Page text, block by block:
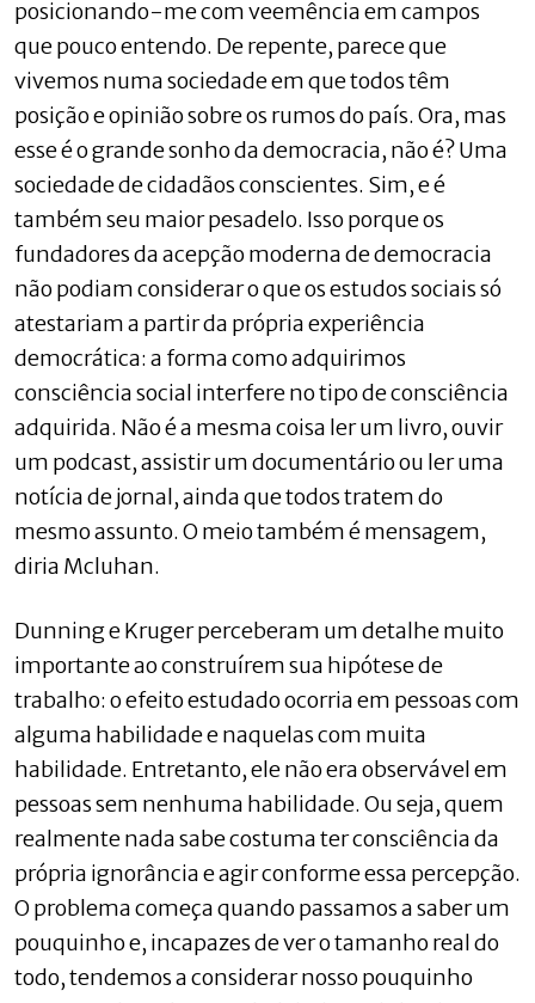
posicionando-me com veemência em campos
que pouco entendo. De repente, parece que
vivemos numa sociedade em que todos têm
posição e opinião sobre os rumos do país. Ora, mas
esse é o grande sonho da democracia, não é? Uma
sociedade de cidadãos conscientes. Sim, e é
também seu maior pesadelo. Isso porque os
fundadores da acepção moderna de democracia
não podiam considerar o que os estudos sociais só
atestariam a partir da própria experiência
democrática: a forma como adquirimos
consciência social interfere no tipo de consciência
adquirida. Não é a mesma coisa ler um livro, ouvir
um podcast, assistir um documentário ou ler uma
notícia de jornal, ainda que todos tratem do
mesmo assunto. O meio também é mensagem,
diria Mcluhan.
Dunning e Kruger perceberam um detalhe muito
importante ao construírem sua hipótese de
trabalho: o efeito estudado ocorria em pessoas com
alguma habilidade e naquelas com muita
habilidade. Entretanto, ele não era observável em
pessoas sem nenhuma habilidade. Ou seja, quem
realmente nada sabe costuma ter consciência da
própria ignorância e agir conforme essa percepção.
O problema começa quando passamos a saber um
pouquinho e, incapazes de ver o tamanho real do
todo, tendemos a considerar nosso pouquinho